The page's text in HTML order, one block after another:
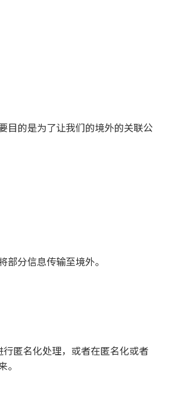
目的是为了让我们的境外的关联公
分信息传输至境外。
匿名化处理，或者在匿名化或者